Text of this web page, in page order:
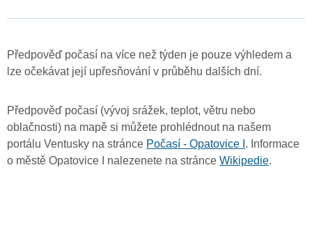
Předpověď počasí na více než týden je pouze výhledem a
lze očekávat její upřesňování v průběhu dalších dní.
Předpověď počasí (vývoj srážek, teplot, větru nebo
oblačnosti) na mapě si můžete prohlédnout na našem
portálu Ventusky na stránce Počasí - Opatovice I . Informace
o městě Opatovice I nalezenete na stránce Wikipedie.